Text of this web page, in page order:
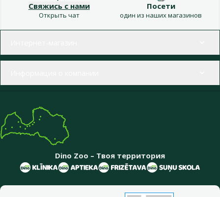
Свяжись с нами
Открыть чат
Посети
один из наших магазинов
Dino Zoo – Твоя территория